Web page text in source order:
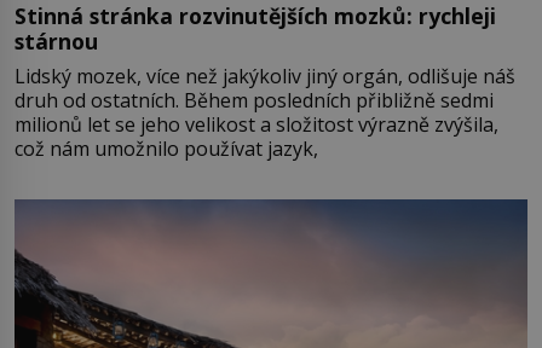
Stinná stránka rozvinutějších mozků: rychleji
stárnou
Lidský mozek, více než jakýkoliv jiný orgán, odlišuje náš
druh od ostatních. Během posledních přibližně sedmi
milionů let se jeho velikost a složitost výrazně zvýšila,
což nám umožnilo používat jazyk,